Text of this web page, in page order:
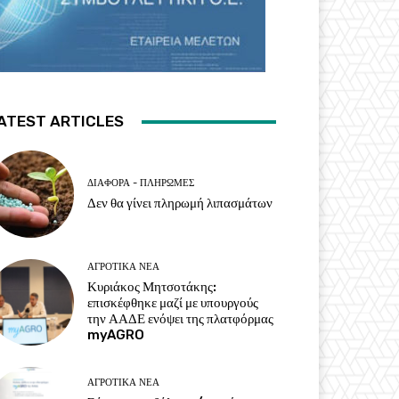
ARTICLES
ΔΙΆΦΟΡΑ - ΠΛΗΡΩΜΈΣ
Δεν θα γίνει πληρωμή λιπασμάτων
ΑΓΡΟΤΙΚΆ ΝΈΑ
Κυριάκος Μητσοτάκης:
επισκέφθηκε μαζί με υπουργούς
την ΑΑΔΕ ενόψει της πλατφόρμας
myAGRO
ΑΓΡΟΤΙΚΆ ΝΈΑ